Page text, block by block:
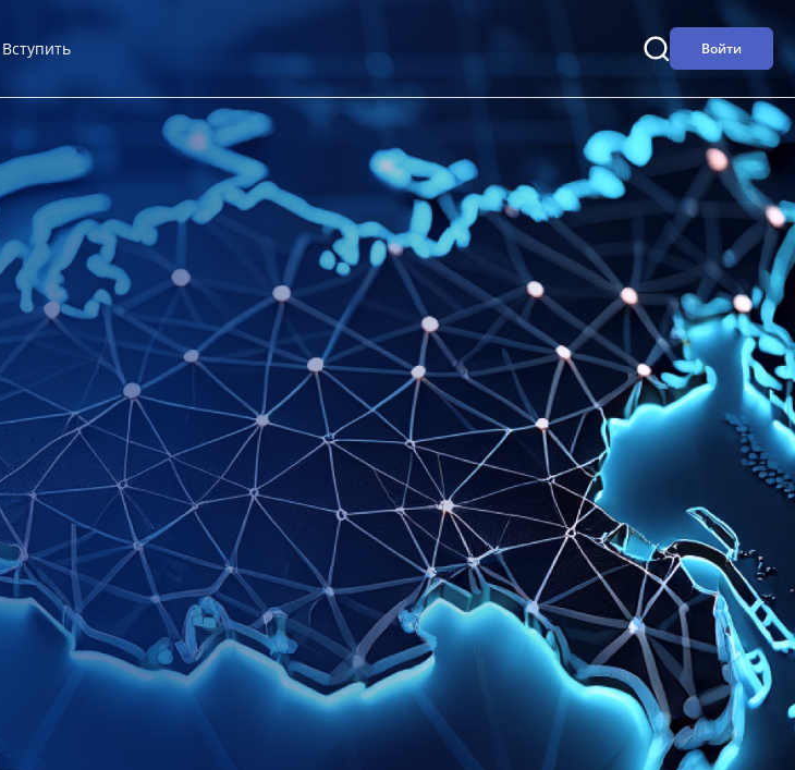
Вступить Войти